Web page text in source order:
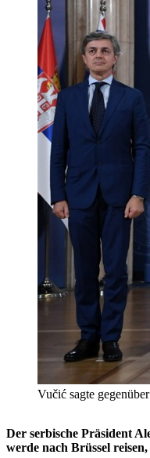
Vučić sagte
Der serbische Präsident
werde nach Brüssel